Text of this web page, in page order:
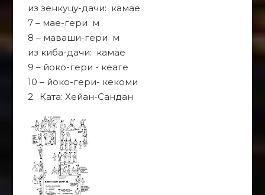
из зенкуцу-дачи: камае
7 – мае-гери м
8 – маваши-гери м
из киба-дачи: камае
9 – йоко-гери - кеаге
10 – йоко-гери- кекоми
2. Ката: Хейан-Сандан